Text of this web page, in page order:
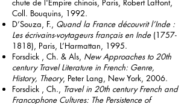
chute de l'Empire chinois, Paris, Robert Laffont,
Coll. Bouquins, 1992.
D’Souza, F., Quand la France découvrit l’Inde :
Les écrivains-voytageurs français en Inde (1757-
1818), Paris, L’Harmattan, 1995.
Forsdick , Ch. & Als, New Approaches to 20th
century Travel Literature in French: Genre,
History, Theory, Peter Lang, New York, 2006.
Forsdick , Ch., Travel in 20th century French and
Francophone Cultures: The Persistence of